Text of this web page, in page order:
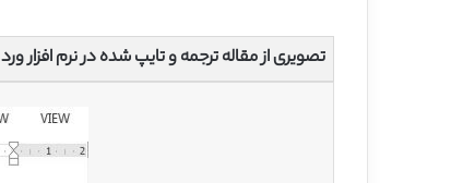
تصویری از مقاله ترجمه و تایپ شده در نرم افزار ورد